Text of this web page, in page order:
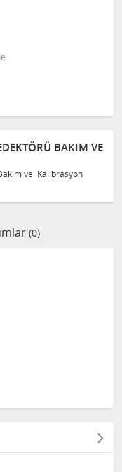
BAKIM VE
ve Kalibrasyon
(0)